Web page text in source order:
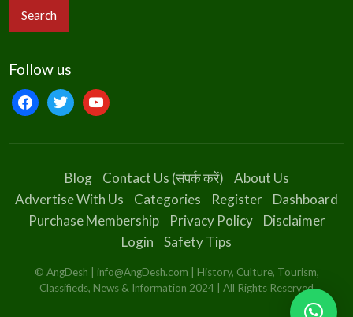
Follow us
facebooktwitteryoutube
Blog Contact Us (संपर्क करें)
About Us
Advertise With Us
Categories Register
Dashboard
Purchase Membership
Privacy Policy
Disclaimer
Login
Safety Tips
© AngDesh | info@AngDesh.com | History, Culture, Tourism,
Classifieds, News & Information 2024 | All Rights Reserved